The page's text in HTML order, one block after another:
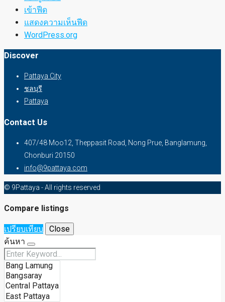
เข้าฟีด
แสดงความเห็นฟีด
WordPress.org
Discover
Pattaya City
ชลบุรี
Pattaya
Contact Us
407/48 Moo12, Theppasit Road, Nong Prue, Banglamung,
Chonburi 20150
info@9pattaya.com
© 9Pattaya - All rights reserved
Compare listings
เปรียบเทียบ
Close
ค้นหา